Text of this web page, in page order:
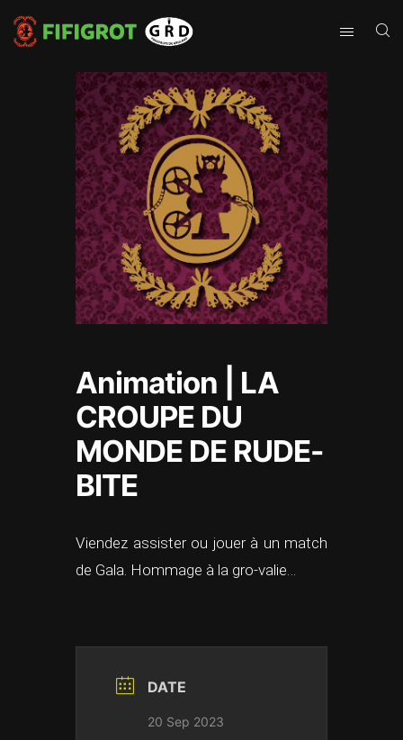
Animation | LA
CROUPE DU
MONDE DE RUDE-
BITE
Viendez assister ou jouer à un match
de Gala. Hommage à la gro-valie…
DATE
20 Sep 2023